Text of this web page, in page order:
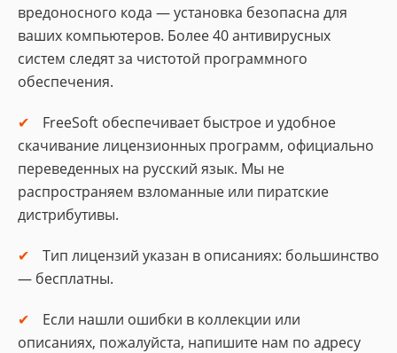
вредоносного кода — установка безопасна для
ваших компьютеров. Более 40 антивирусных
систем следят за чистотой программного
обеспечения.
FreeSoft обеспечивает быстрое и удобное
скачивание лицензионных программ, официально
переведенных на русский язык. Мы не
распространяем взломанные или пиратские
дистрибутивы.
Тип лицензий указан в описаниях: большинство
— бесплатны.
Если нашли ошибки в коллекции или
описаниях, пожалуйста, напишите нам по адресу